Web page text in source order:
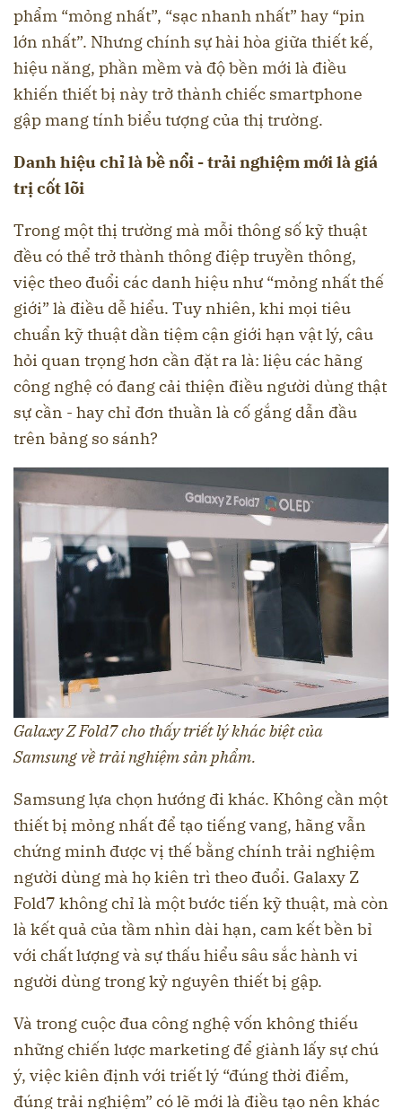
phẩm “mỏng nhất”, “sạc nhanh nhất” hay “pin
lớn nhất”. Nhưng chính sự hài hòa giữa thiết kế,
hiệu năng, phần mềm và độ bền mới là điều
khiến thiết bị này trở thành chiếc smartphone
gập mang tính biểu tượng của thị trường.
Danh hiệu chỉ là bề nổi - trải nghiệm mới là giá
trị cốt lõi
Trong một thị trường mà mỗi thông số kỹ thuật
đều có thể trở thành thông điệp truyền thông,
việc theo đuổi các danh hiệu như “mỏng nhất thế
giới” là điều dễ hiểu. Tuy nhiên, khi mọi tiêu
chuẩn kỹ thuật dần tiệm cận giới hạn vật lý, câu
hỏi quan trọng hơn cần đặt ra là: liệu các hãng
công nghệ có đang cải thiện điều người dùng thật
sự cần - hay chỉ đơn thuần là cố gắng dẫn đầu
trên bảng so sánh?
Galaxy Z Fold7 cho thấy triết lý khác biệt của
Samsung về trải nghiệm sản phẩm.
Samsung lựa chọn hướng đi khác. Không cần một
thiết bị mỏng nhất để tạo tiếng vang, hãng vẫn
chứng minh được vị thế bằng chính trải nghiệm
người dùng mà họ kiên trì theo đuổi. Galaxy Z
Fold7 không chỉ là một bước tiến kỹ thuật, mà còn
là kết quả của tầm nhìn dài hạn, cam kết bền bỉ
với chất lượng và sự thấu hiểu sâu sắc hành vi
người dùng trong kỷ nguyên thiết bị gập.
Và trong cuộc đua công nghệ vốn không thiếu
những chiến lược marketing để giành lấy sự chú
ý, việc kiên định với triết lý “đúng thời điểm,
đúng trải nghiệm” có lẽ mới là điều tạo nên khác